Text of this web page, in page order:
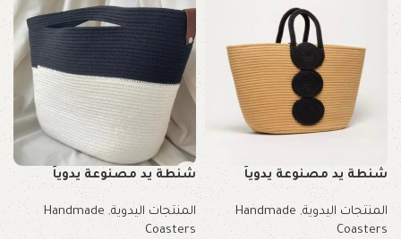
شنطة يد مصنوعة يدوياً
المنتجات اليدوية,
Handmade
Coasters
شنطة يد مصنوعة يدوياً
المنتجات اليدوية,
Handmade
Coasters